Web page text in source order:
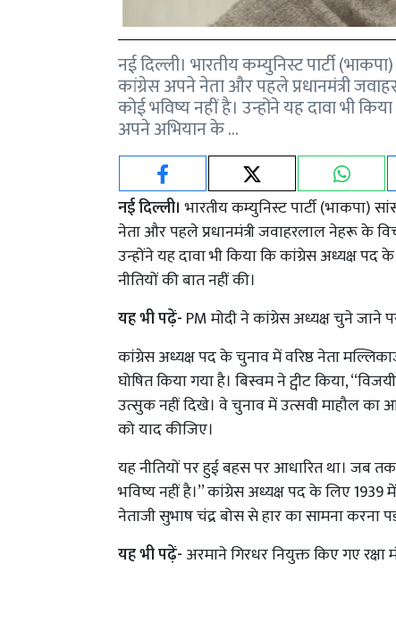
नई दिल्ली। भारतीय कम्युनिस्ट पार्टी
कांग्रेस अपने नेता और पहले प्रधानमंत्री
कोई भविष्य नहीं है। उन्होंने यह दावा भी
अपने अभियान के …
नई दिल्ली। भारतीय कम्युनिस्ट पार्टी
नेता और पहले प्रधानमंत्री जवाहरलाल नेहरू के
उन्होंने यह दावा भी किया कि कांग्रेस अध्यक्ष
नीतियों की बात नहीं की।
यह भी पढ़ें- PM मोदी ने कांग्रेस अध्यक्ष चुने जाने
कांग्रेस अध्यक्ष पद के चुनाव में वरिष्ठ नेता
घोषित किया गया है। बिस्वम ने ट्वीट किया,
उत्सुक नहीं दिखे। वे चुनाव में उत्सवी माहौल
को याद कीजिए।
यह नीतियों पर हुई बहस पर आधारित था। जब
भविष्य नहीं है।’’ कांग्रेस अध्यक्ष पद के लिए 1939
नेताजी सुभाष चंद्र बोस से हार का सामना करना
यह भी पढ़ें- अरमाने गिरधर नियुक्त किए गए